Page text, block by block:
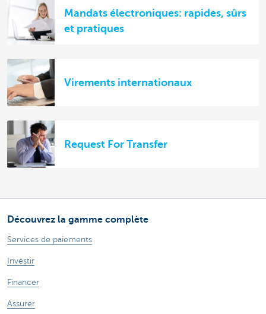
Mandats électroniques: rapides, sûrs
et pratiques
Virements internationaux
Request For Transfer
Découvrez la gamme complète
Services de paiements
Investir
Financer
Assurer